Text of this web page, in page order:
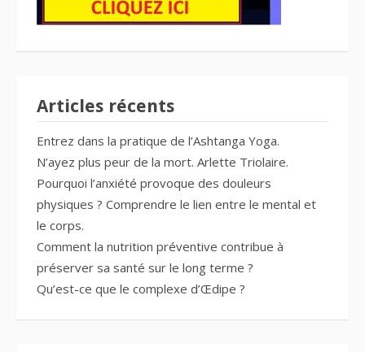
Articles récents
Entrez dans la pratique de l’Ashtanga Yoga.
N’ayez plus peur de la mort. Arlette Triolaire.
Pourquoi l’anxiété provoque des douleurs
physiques ? Comprendre le lien entre le mental et
le corps.
Comment la nutrition préventive contribue à
préserver sa santé sur le long terme ?
Qu’est-ce que le complexe d’Œdipe ?